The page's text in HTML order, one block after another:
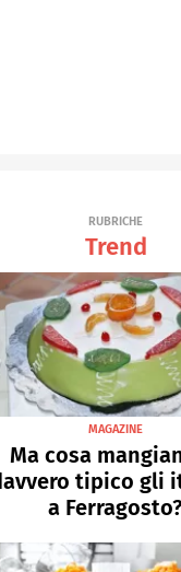
RUBRICHE
Trend
MAGAZINE
Ma cosa
tipico gli
a